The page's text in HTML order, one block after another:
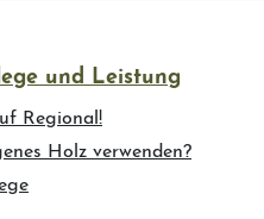
und Leistung
Regional!
Holz verwenden?